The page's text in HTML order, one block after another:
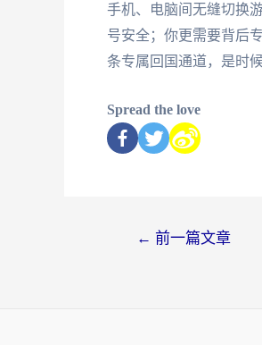
手机、电脑间无缝切换
号安全；你更需要背后
条专属回国通道，是时
Spread the love
← 前一篇文章